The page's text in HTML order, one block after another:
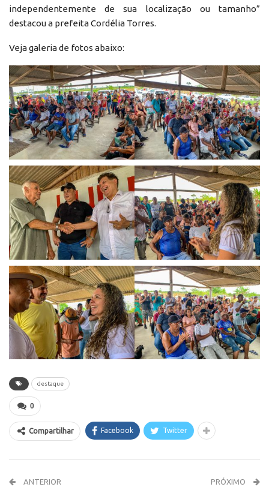
independentemente de sua localização ou tamanho”
destacou a prefeita Cordélia Torres.
Veja galeria de fotos abaixo:
destaque
0
Compartilhar Facebook Twitter
ANTERIOR PRÓXIMO